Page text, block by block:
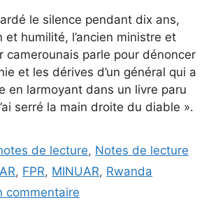
le silence pendant dix ans,
et humilité, l’ancien ministre et
camerounais parle pour dénoncer
et les dérives d’un général qui a
en larmoyant dans un livre paru
serré la main droite du diable ».
de lecture, Notes de lecture
, FPR, MINUAR, Rwanda
commentaire